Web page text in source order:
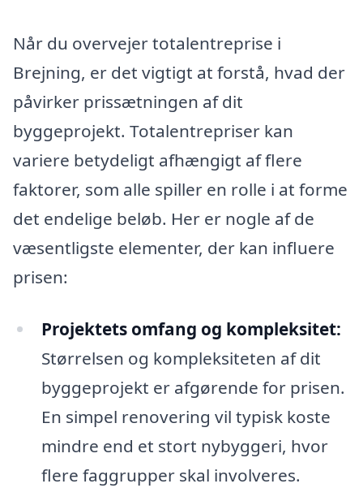
Når du overvejer totalentreprise i
Brejning, er det vigtigt at forstå, hvad der
påvirker prissætningen af dit
byggeprojekt. Totalentrepriser kan
variere betydeligt afhængigt af flere
faktorer, som alle spiller en rolle i at forme
det endelige beløb. Her er nogle af de
væsentligste elementer, der kan influere
prisen:
Projektets omfang og kompleksitet:
Størrelsen og kompleksiteten af dit
byggeprojekt er afgørende for prisen.
En simpel renovering vil typisk koste
mindre end et stort nybyggeri, hvor
flere faggrupper skal involveres.